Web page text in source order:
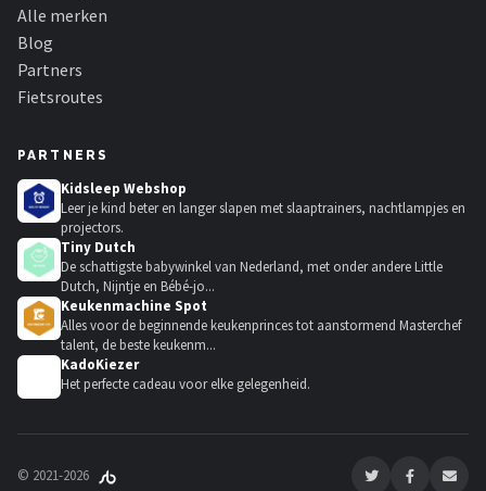
Alle merken
Blog
Partners
Fietsroutes
PARTNERS
Kidsleep Webshop
Leer je kind beter en langer slapen met slaaptrainers, nachtlampjes en
projectors.
Tiny Dutch
De schattigste babywinkel van Nederland, met onder andere Little
Dutch, Nijntje en Bébé-jo...
Keukenmachine Spot
Alles voor de beginnende keukenprinces tot aanstormend Masterchef
talent, de beste keukenm...
KadoKiezer
Het perfecte cadeau voor elke gelegenheid.
© 2021-2026